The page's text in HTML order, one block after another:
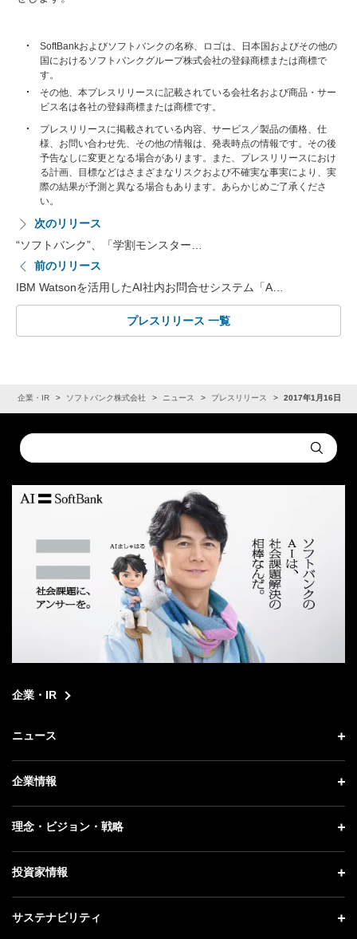
SoftBankおよびソフトバンクの名称、ロゴは、日本国およびその他の
国におけるソフトバンクグループ株式会社の登録商標または商標で
す。
その他、本プレスリリースに記載されている会社名および商品・サー
ビス名は各社の登録商標または商標です。
プレスリリースに掲載されている内容、サービス／製品の価格、仕
様、お問い合わせ先、その他の情報は、発表時点の情報です。その後
予告なしに変更となる場合があります。また、プレスリリースにおけ
る計画、目標などはさまざまなリスクおよび不確実な事実により、実
際の結果が予測と異なる場合もあります。あらかじめご了承くださ
い。
次のリリース
“ソフトバンク”、「学割モンスター…
前のリリース
IBM Watsonを活用したAI社内お問合せシステム「A…
プレスリリース 一覧
企業・IR ソフトバンク株式会社 ニュース プレスリリース 2017年1月16日
Conduct
a
Submit
企業・IR
ニュース
ニュース トップ
プレスリリース
更新情報
企業情報
企業情報 トップ
社長メッセージ
事業紹介
理念・ビジョン・戦略
理念・ビジョン・戦略 トップ
成長戦略「Activate AI for Society」
投資家情報
投資家情報 トップ
サステナビリティ